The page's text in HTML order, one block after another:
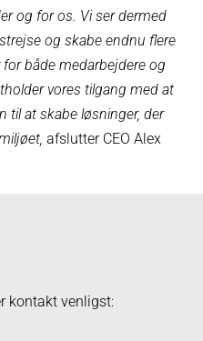
og for os. Vi ser dermed
og skabe endnu flere
både medarbejdere og
vores tilgang med at
til at skabe løsninger, der
afslutter CEO Alex
kontakt venligst: